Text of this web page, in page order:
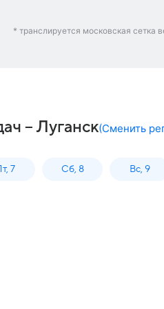
* транслируется московская сетка
– Луганск(Сменить
7 Сб, 8 Вс, 9